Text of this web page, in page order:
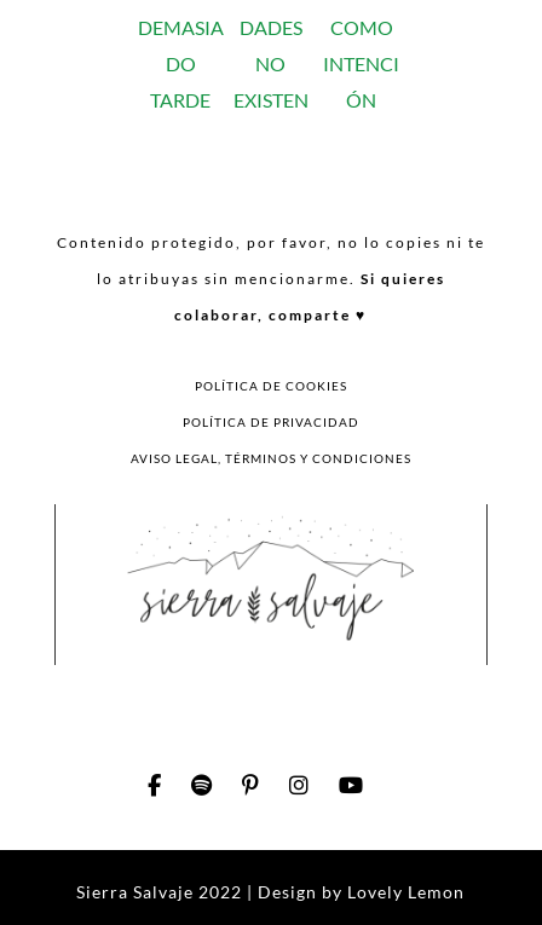
DEMASIA
DO
TARDE
DADES
NO
EXISTEN
COMO
INTENCI
ÓN
Contenido protegido, por favor, no lo copies ni te
lo atribuyas sin mencionarme. Si quieres
colaborar, comparte ♥︎
POLÍTICA DE COOKIES
POLÍTICA DE PRIVACIDAD
AVISO LEGAL, TÉRMINOS Y CONDICIONES
Sierra Salvaje 2022 | Design by Lovely Lemon